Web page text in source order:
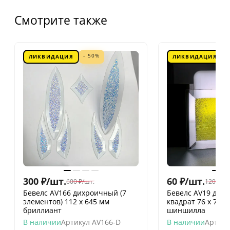
Смотрите также
ЛИКВИДАЦИЯ - 50%
300 ₽/шт.600 ₽/шт.
Бевелс AV166 дихроичный (7
элементов) 112 х 645 мм
бриллиант
В наличииАртикул AV166-D
ЛИКВИДАЦИЯ
60 ₽/шт.120
Бевелс AV19
квадрат 76 х 76
шиншилла
В наличии